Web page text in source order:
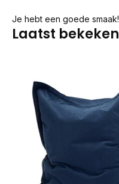
Je hebt een goede smaak!
Laatst bekeken